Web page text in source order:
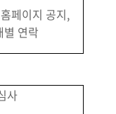
페이지 공지,
별 연락
사